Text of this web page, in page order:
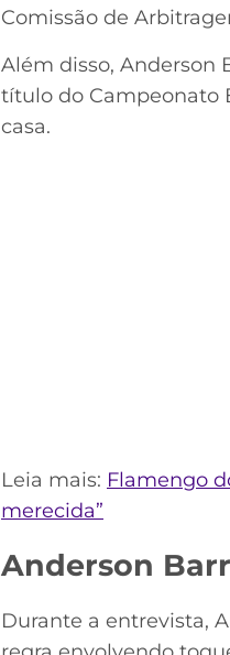
Comissão de
Além disso, Anderson
título do Campeonato
casa.
Leia mais: Flamengo
merecida”
Anderson
Durante a entrevista,